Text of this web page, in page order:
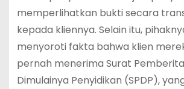
memperlihatkan bukti secara
kepada kliennya. Selain itu,
menyoroti fakta bahwa klien
pernah menerima Surat
Dimulainya Penyidikan (SPDP),